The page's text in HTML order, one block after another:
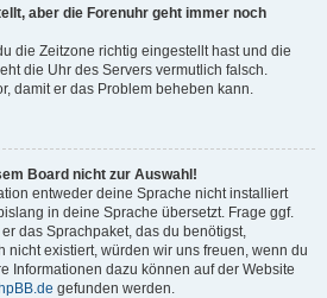
aber die Forenuhr geht immer noch
die Zeitzone richtig eingestellt hast und die
die Uhr des Servers vermutlich falsch.
damit er das Problem beheben kann.
Board nicht zur Auswahl!
entweder deine Sprache nicht installiert
in deine Sprache übersetzt. Frage ggf.
das Sprachpaket, das du benötigst,
nicht existiert, würden wir uns freuen, wenn du
Informationen dazu können auf der Website
gefunden werden.